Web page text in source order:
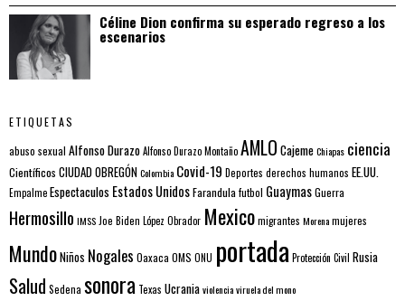
Céline Dion confirma su esperado regreso a los
escenarios
ETIQUETAS
abuso sexual Alfonso DurazoAlfonso Durazo MontañoAMLO CajemeChiapas ciencia
Científicos CIUDAD OBREGÓNColombia Covid-19 Deportes derechos humanos EE.UU.
EmpalmeEspectaculos Estados UnidosFarandulafutbol GuaymasGuerra
Hermosillo IMSS Joe Biden López Obrador Mexicomigrantes Morenamujeres
MundoNiños Nogales Oaxaca OMS ONU portada Protección Civil Rusia
Salud Sedena sonora Texas Ucraniaviolenciaviruela del mono